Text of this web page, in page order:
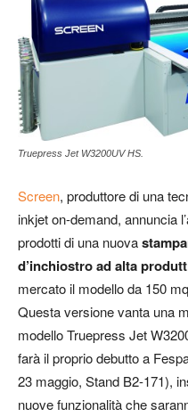
Truepress Jet W3200UV HS.
Screen, produttore di una
inkjet on-demand, annuncia
prodotti di una nuova
d’inchiostro ad alta
mercato il modello da 150
Questa versione vanta una
modello Truepress Jet
farà il proprio debutto a
23 maggio, Stand B2-171),
nuove funzionalità che